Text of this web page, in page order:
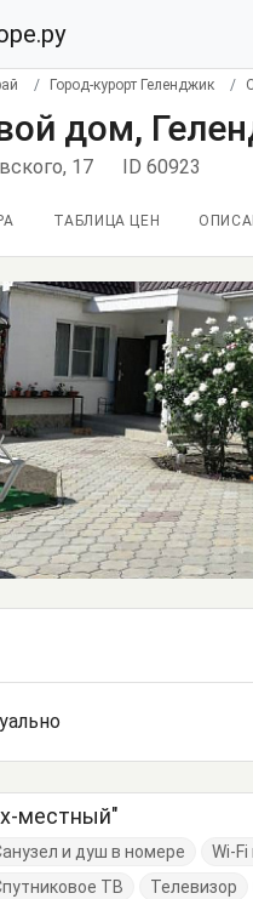
Город-курорт Геленджик
дом,
17 ID 60923
ТАБЛИЦА ЦЕН
местный"
и душ в номере Wi-
ТВ
Телевизор